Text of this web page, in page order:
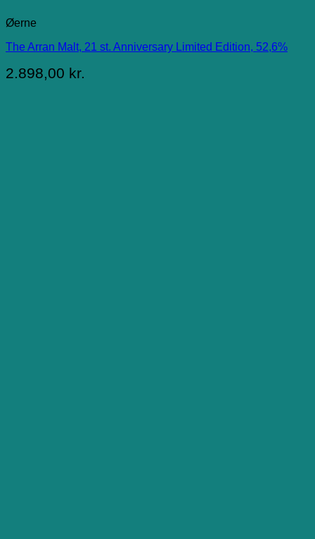
Øerne
The Arran Malt, 21 st. Anniversary Limited Edition, 52,6%
2.898,00 kr.